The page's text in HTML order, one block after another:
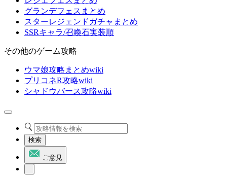
グランデフェスまとめ
スターレジェンドガチャまとめ
SSRキャラ/召喚石実装順
その他のゲーム攻略
ウマ娘攻略まとめwiki
プリコネR攻略wiki
シャドウバース攻略wiki
検索
ご意見